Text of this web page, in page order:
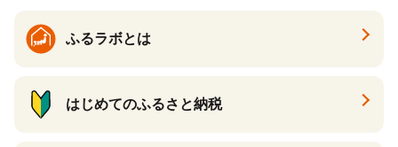
ふるラボとは
はじめてのふるさと納税